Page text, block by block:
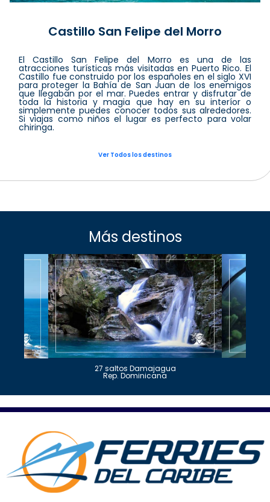
Castillo San Felipe del Morro
El Castillo San Felipe del Morro es una de las
atracciones turísticas más visitadas en Puerto Rico. El
Castillo fue construido por los españoles en el siglo XVI
para proteger la Bahía de San Juan de los enemigos
que llegaban por el mar. Puedes entrar y disfrutar de
toda la historia y magia que hay en su interíor o
simplemente puedes conocer todos sus alrededores.
Si viajas como niños el lugar es perfecto para volar
chiringa.
Ver Todos los destinos
Más destinos
27 saltos Damajagua
Rep. Dominicana